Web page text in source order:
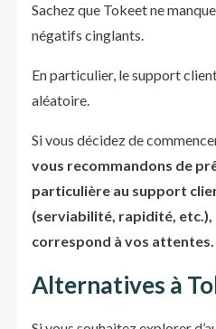
Sachez que Tokeet ne
négatifs cinglants.
En particulier, le support
aléatoire.
Si vous décidez de
vous recommandons de
particulière au support
(serviabilité, rapidité, etc.),
correspond à vos attentes.
Alternatives à